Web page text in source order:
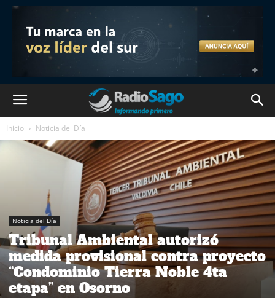
Inicio Noticia del Día
Noticia del Día
Tribunal Ambiental autorizó
medida provisional contra proyecto
“Condominio Tierra Noble 4ta
etapa” en Osorno